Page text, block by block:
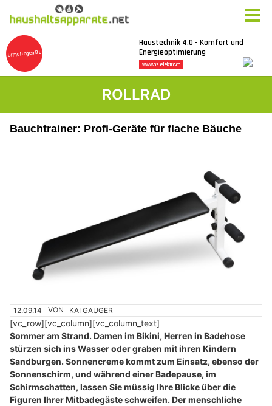
ROLLRAD
Bauchtrainer: Profi-Geräte für flache Bäuche
12.09.14 VON KAI GAUGER
[vc_row][vc_column][vc_column_text]
Sommer am Strand. Damen im Bikini, Herren in Badehose
stürzen sich ins Wasser oder graben mit ihren Kindern
Sandburgen. Sonnencreme kommt zum Einsatz, ebenso der
Sonnenschirm, und während einer Badepause, im
Schirmschatten, lassen Sie müssig Ihre Blicke über die
Figuren Ihrer Mitbadegäste schweifen. Der menschliche